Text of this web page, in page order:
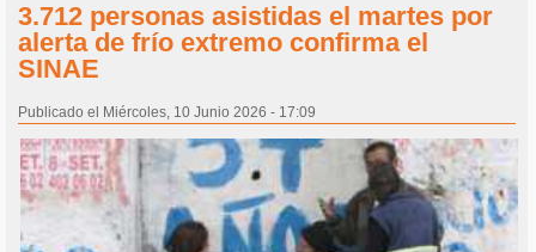
3.712 personas asistidas el martes por
alerta de frío extremo confirma el
SINAE
Publicado el Miércoles, 10 Junio 2026 - 17:09